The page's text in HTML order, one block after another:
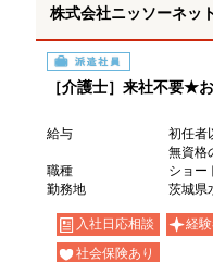
株式会社ニッソーネッ
派遣社員
［介護士］来社不要★
給与
初任者
無資格
職種
ショー
勤務地
茨城県
入社日応相談 経
社会保険あり